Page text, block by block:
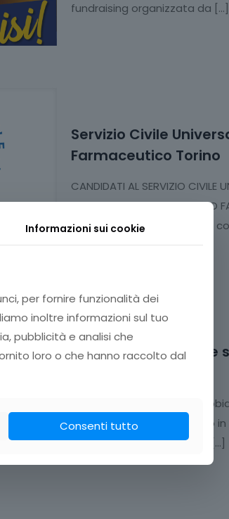
fundraising organizzata da […]
Servizio Civile
Farmaceutico Torino
CANDIDATI AL SERVIZIO CIVILE
VOLONTARIO PRESSO BANCO
tra i 18 e i 28 ANNI e desideri
Inaugurata la nuove
Giovedì 29 gennaio 2026
Banco Farmaceutico Torino in
collocazione è frutto di un
[…]
Informazioni sui cookie
per fornire funzionalità dei
inoltre informazioni sul tuo
pubblicità e analisi che
loro o che hanno raccolto dal
Consenti tutto